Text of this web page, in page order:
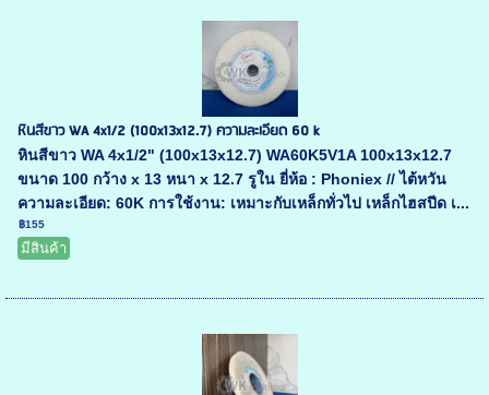
หินสีขาว WA 4x1/2 (100x13x12.7) ความละเอียด 60 k
หินสีขาว WA 4x1/2" (100x13x12.7) WA60K5V1A 100x13x12.7
ขนาด 100 กว้าง x 13 หนา x 12.7 รูใน ยี่ห้อ : Phoniex // ไต้หวัน
ความละเอียด: 60K การใช้งาน: เหมาะกับเหล็กทั่วไป เหล็กไฮสปีด เ...
฿155
มีสินค้า